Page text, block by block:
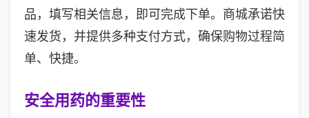
品，填写相关信息，即可完成下单。商城承诺快
速发货，并提供多种支付方式，确保购物过程简
单、快捷。
安全用药的重要性